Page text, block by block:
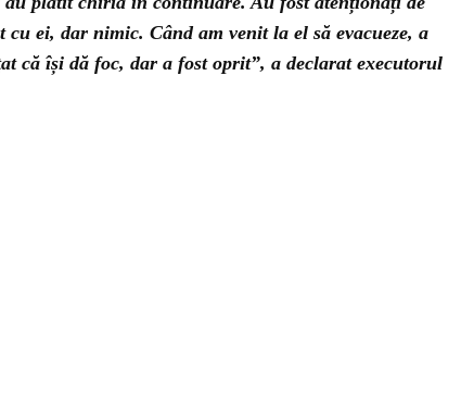
ei, dar nimic. Când am venit la el să evacueze, a
că își dă foc, dar a fost oprit”, a declarat executorul